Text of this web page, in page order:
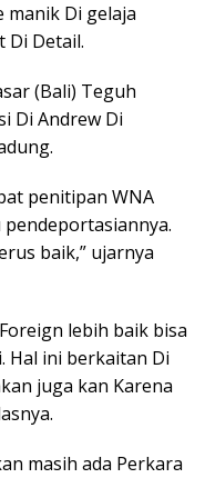
Di gelaja
Di Detail.
(Bali) Teguh
Di Andrew Di
penitipan WNA
baik,” ujarnya
lebih baik bisa
Hal ini berkaitan Di
juga kan Karena
masih ada Perkara